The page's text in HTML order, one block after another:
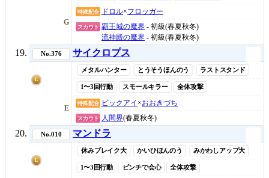
G
特殊配合 ドロル×フロッガー
スカウト 覇王城の魔界 - 初級(春夏秋冬)
流神殿の魔界 - 初級(春夏秋冬)
No.376 サイクロプス
L
E
メタルハンター とうそうほんのう ラストスタンド
1〜3回行動 スモールキラー 全体攻撃
特殊配合 ビックアイ ×おおきづち
スカウト 人間界(春夏秋冬)
No.010 マンドラ
L
休みブレイク大 かいひほんのう みかわしアップ大
1〜3回行動 ピンチで会心 全体攻撃